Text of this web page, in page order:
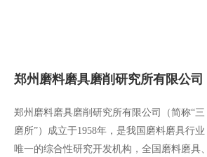
郑州磨料磨具磨削研究所有限公司
郑州磨料磨具磨削研究所有限公司（简称“三
磨所”）成立于1958年，是我国磨料磨具行业
唯一的综合性研究开发机构，全国磨料磨具、